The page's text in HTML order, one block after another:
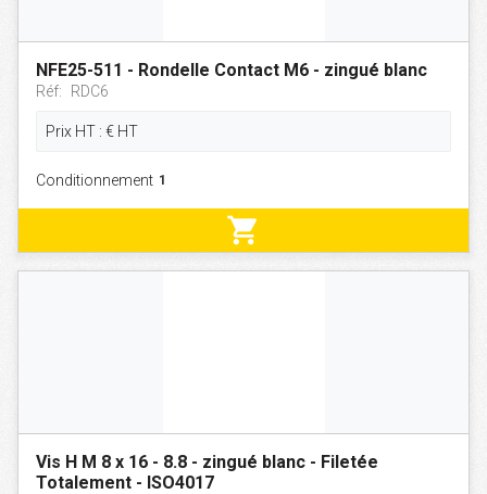
NFE25-511 - Rondelle Contact M6 - zingué blanc
Réf: RDC6
Prix HT : € HT
Conditionnement
shopping_cart
Vis H M 8 x 16 - 8.8 - zingué blanc - Filetée
Totalement - ISO4017